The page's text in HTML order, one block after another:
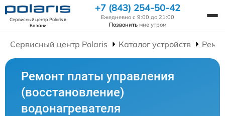
Сервисный центр Polarisв
Казани
+7 (843) 254-50-42
Ежедневно с 9:00 до 21:00
Позвонить мне утром
Сервисный центр Polaris Каталог устройств
Ремонт платы управления
(восстановление)
водонагревателя